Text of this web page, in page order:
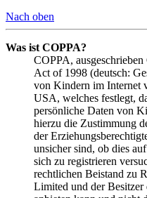
Nach oben
Was ist COPPA?
COPPA,
Act of 1998 (deutsch:
von Kindern im Internet
USA, welches festlegt,
persönliche Daten von
hierzu die Zustimmung
der
unsicher sind, ob dies
sich zu registrieren
rechtlichen Beistand zu
Limited und der Besitzer